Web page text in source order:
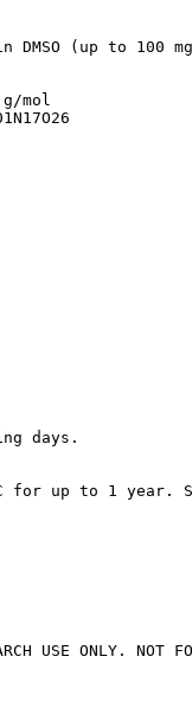
DMSO (up to 100
mol
days.
for up to 1 year.
USE ONLY. NOT